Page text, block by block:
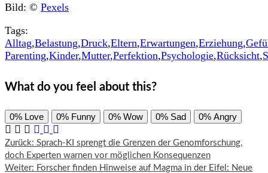
Bild: © Pexels
Tags:
Alltag,Belastung,Druck,Eltern,Erwartungen,Erziehung,
Parenting,Kinder,Mutter,Perfektion,Psychologie,Rücksicht,
What do you feel about this?
0% Love 0% Funny 0% Wow 0% Sad 0% Angry
Beitragsnavigation
Zurück: Sprach-KI sprengt die Grenzen der Genomforschung,
doch Experten warnen vor möglichen Konsequenzen
Weiter: Forscher finden Hinweise auf Magma in der Eifel: Neue